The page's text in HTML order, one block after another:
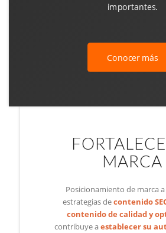
importantes.
Conocer más
MARCA
Posicionamiento de marca
estrategias decontenido
contenido de calidad y
contribuye aestablecer su